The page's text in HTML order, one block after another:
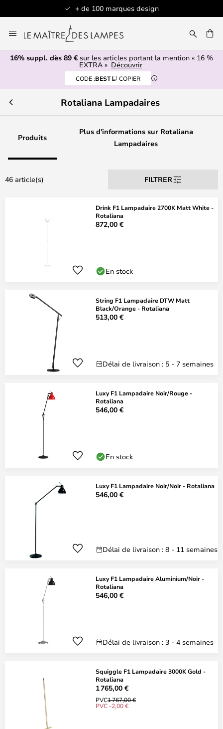
+ de 100 marques design
au
contenu
16% suppl. dès 89 € sur les articles portant la mention « 16 %
EXTRA » Découvrir
CODE :BEST COPIER
Rotaliana Lampadaires
Produits
Plus d'informations sur Rotaliana
Lampadaires
46 article(s) FILTRER
Drink F1 Lampadaire 2700K Matt White -
Rotaliana
872,00 €
En stock
String F1 Lampadaire DTW Matt
Black/Orange - Rotaliana
513,00 €
Délai de livraison : 5 - 7 semaines
Luxy F1 Lampadaire Noir/Rouge -
Rotaliana
546,00 €
En stock
Luxy F1 Lampadaire Noir/Noir - Rotaliana
546,00 €
Délai de livraison : 8 - 11 semaines
Luxy F1 Lampadaire Aluminium/Noir -
Rotaliana
546,00 €
Délai de livraison : 3 - 4 semaines
Squiggle F1 Lampadaire 3000K Gold -
Rotaliana
1 765,00 €
PVC1 767,00 €
PVC -2,00 €